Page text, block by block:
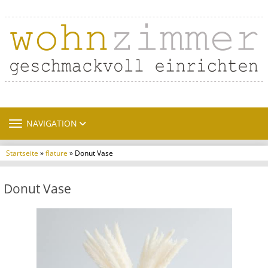
TOGGLE NAVIGATION
NAVIGATION
Startseite»flature» Donut Vase
Donut Vase